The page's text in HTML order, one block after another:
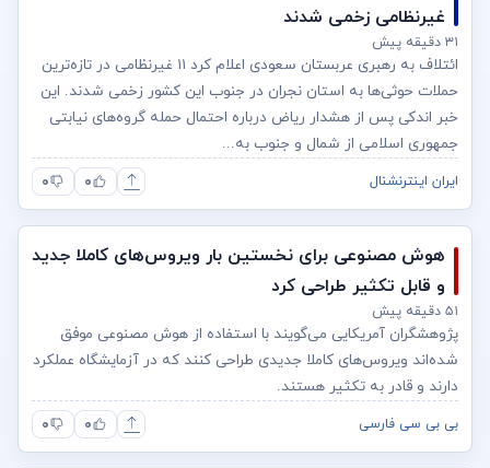
غیرنظامی زخمی شدند
۳۱ دقیقه پیش
ائتلاف به رهبری عربستان سعودی اعلام کرد ۱۱ غیرنظامی در تازه‌ترین
حملات حوثی‌ها به استان نجران در جنوب این کشور زخمی شدند. این
خبر اندکی پس از هشدار ریاض درباره احتمال حمله گروه‌های نیابتی
جمهوری اسلامی از شمال و جنوب به...
ایران اینترنشنال ۰ ۰
هوش مصنوعی برای نخستین بار ویروس‌های کاملا جدید
و قابل تکثیر طراحی کرد
۵۱ دقیقه پیش
پژوهشگران آمریکایی می‌گویند با استفاده از هوش مصنوعی موفق
شده‌اند ویروس‌های کاملا جدیدی طراحی کنند که در آزمایشگاه عملکرد
دارند و قادر به تکثیر هستند.
بی بی سی فارسی ۰ ۰